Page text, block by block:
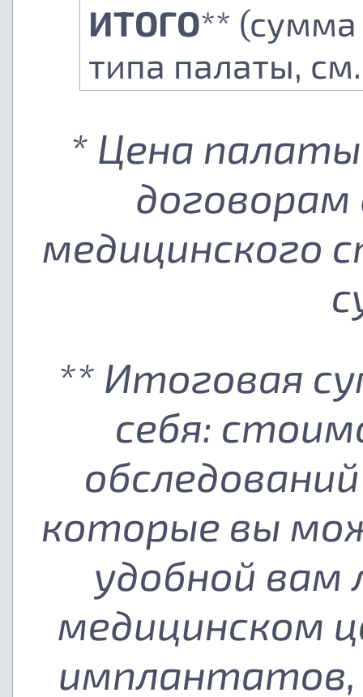
ИТОГО** (сумма
типа палаты,
* Цена
договорам
медицинского
** Итоговая
себя:
которые вы
удобной вам
медицинском